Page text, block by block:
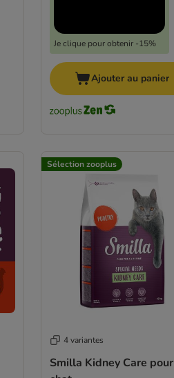
Je clique pour obtenir -15%
Ajouter au panier
Sélection zooplus
4 variantes
Smilla Kidney Care pour